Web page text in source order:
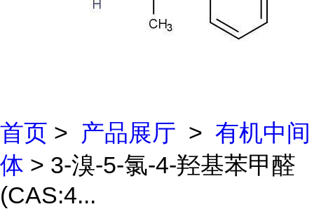
首页 > 产品展厅 > 有机中间
体 > 3-溴-5-氯-4-羟基苯甲醛
(CAS:4...